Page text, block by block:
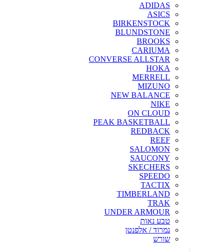
ADIDAS
ASICS
BIRKENSTOCK
BLUNDSTONE
BROOKS
CARIUMA
CONVERSE ALLSTAR
HOKA
MERRELL
MIZUNO
NEW BALANCE
NIKE
ON CLOUD
PEAK BASKETBALL
REDBACK
REEF
SALOMON
SAUCONY
SKECHERS
SPEEDO
TACTIX
TIMBERLAND
TRAK
UNDER ARMOUR
טבע נאות
נמרוד / אלפנטן
שורש